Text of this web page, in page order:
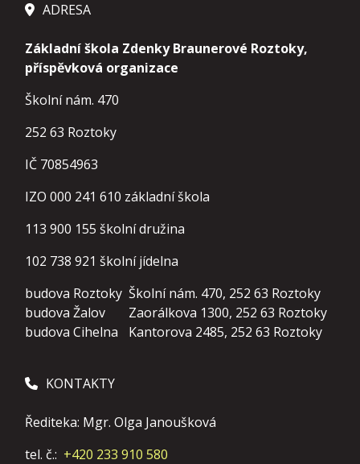
ADRESA
Základní škola Zdenky Braunerové Roztoky,
příspěvková organizace
Školní nám. 470
252 63 Roztoky
IČ 70854963
IZO 000 241 610 základní škola
113 900 155 školní družina
102 738 921 školní jídelna
budova Roztoky Školní nám. 470, 252 63 Roztoky
budova Žalov
Zaorálkova 1300, 252 63 Roztoky
budova Cihelna
Kantorova 2485, 252 63 Roztoky
KONTAKTY
Řediteka: Mgr. Olga Janoušková
tel. č.: +420 233 910 580